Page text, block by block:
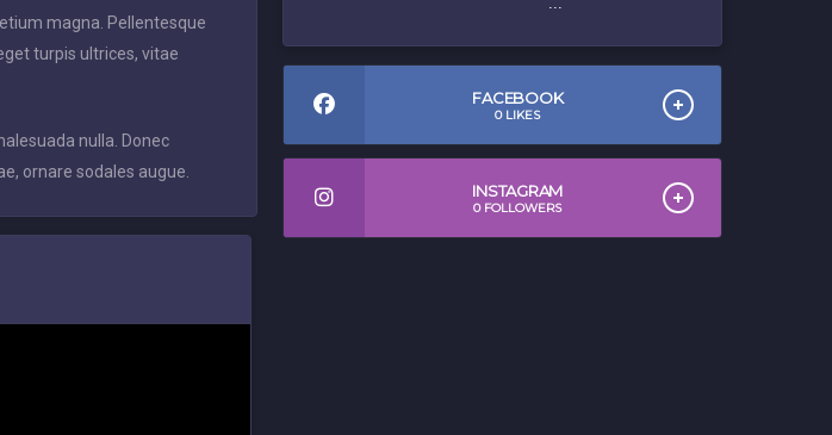
magna. Pellentesque
turpis ultrices, vitae
nulla. Donec
ornare sodales augue.
FACEBOOK
0LIKES
INSTAGRAM
0FOLLOWERS